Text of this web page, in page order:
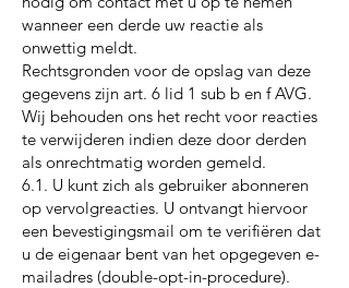
wanneer een derde uw reactie als
onwettig meldt.
Rechtsgronden voor de opslag van deze
gegevens zijn art. 6 lid 1 sub b en f AVG.
Wij behouden ons het recht voor reacties
te verwijderen indien deze door derden
als onrechtmatig worden gemeld.
6.1. U kunt zich als gebruiker abonneren
op vervolgreacties. U ontvangt hiervoor
een bevestigingsmail om te verifiëren dat
u de eigenaar bent van het opgegeven e-
mailadres (double-opt-in-procedure).